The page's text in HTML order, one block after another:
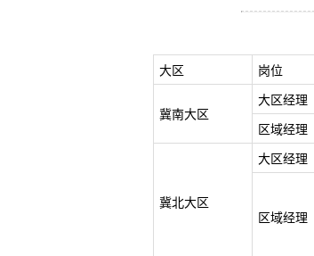
大区 岗位
冀南大区
大区经理
区域经理
冀北大区
大区经理
区域经理